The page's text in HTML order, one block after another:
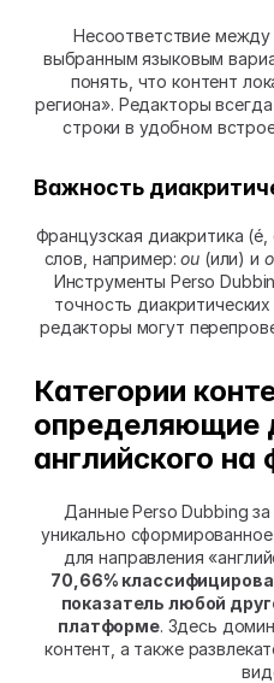
Несоответствие между
выбранным языковым
понять, что контент
региона». Редакторы
строки в удобном
Важность
Французская диакритика
слов, например: ou (или) и
Инструменты Perso
точность
редакторы могут
Категории
определяющие
английского на
Данные Perso Dubbing
уникально
70,66%
показатель любой
платформе. Здесь
контент, а также